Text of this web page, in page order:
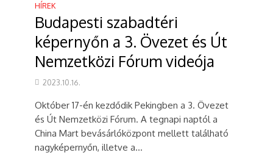
HÍREK
Budapesti szabadtéri
képernyőn a 3. Övezet és Út
Nemzetközi Fórum videója
2023.10.16.
Október 17-én kezdődik Pekingben a 3. Övezet
és Út Nemzetközi Fórum. A tegnapi naptól a
China Mart bevásárlóközpont mellett található
nagyképernyőn, illetve a...